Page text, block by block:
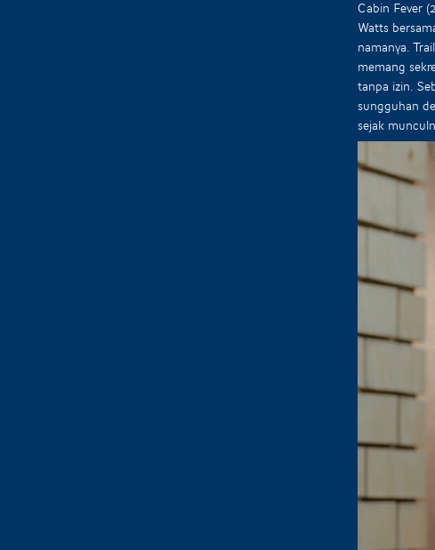
Cabin Fever
Watts
namanya.
memang
tanpa izin.
sungguhan
sejak